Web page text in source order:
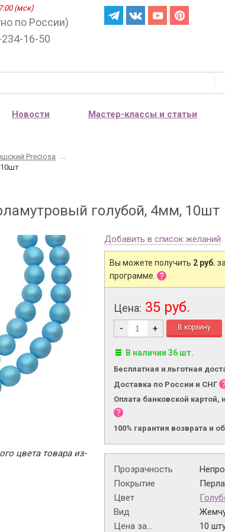
(мск)
по России)
16-50
Новости Мастер-классы и статьи
Preciosa
→
10шт
голубой, 4мм, 10шт
цвета товара из-
Добавить в список желаний
Вы можете получить 2 руб.
программе.
Цена: 35 руб.
- +
В наличии 36 шт.
Бесплатная и льготная
Доставка по России и СНГ
Оплата банковской
100% гарантия возврата и
Прозрачность
Покрытие
Цвет
Вид
Цена за...
10